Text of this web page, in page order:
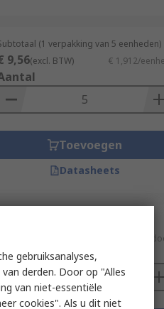
(1 verpakking van 5 eenheden)
9,56(excl. BTW) € 1,912/
Toevoegen
Datasheets
€ 22,96/
gebruiksanalyses,
derden. Door op "Alles
van niet-essentiële
cookies". Als u dit niet